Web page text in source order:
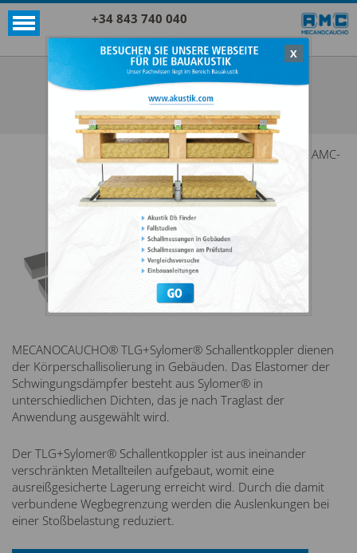
+34 843 740 040
X
Akustik + Sylomer®
TLG + SYLOMER®
ALLE ANZEIGEN AKUSTIK + SYLOMER®
Die AMC-
MECANOCAUCHO® TLG+Sylomer® Schallentkoppler dienen
der Körperschallisolierung in Gebäuden. Das Elastomer der
Schwingungsdämpfer besteht aus Sylomer® in
unterschiedlichen Dichten, das je nach Traglast der
Anwendung ausgewählt wird.
Der TLG+Sylomer® Schallentkoppler ist aus ineinander
verschränkten Metallteilen aufgebaut, womit eine
ausreißgesicherte Lagerung erreicht wird. Durch die damit
verbundene Wegbegrenzung werden die Auslenkungen bei
einer Stoßbelastung reduziert.